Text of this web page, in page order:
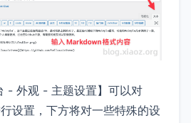
- 外观 - 主题设置】可以对
设置，下方将对一些特殊的设